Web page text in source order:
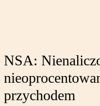
NSA:
przychodem